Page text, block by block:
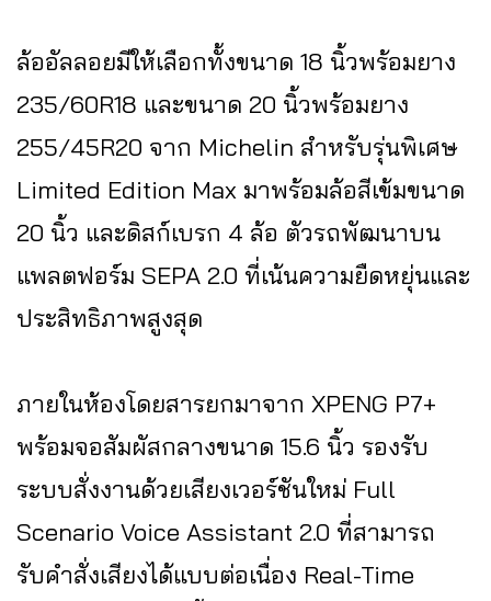
ล้ออัลลอยมีให้เลือกทั้งขนาด 18 นิ้วพร้อมยาง
235/60R18 และขนาด 20 นิ้วพร้อมยาง
255/45R20 จาก Michelin สำหรับรุ่นพิเศษ
Limited Edition Max มาพร้อมล้อสีเข้มขนาด
20 นิ้ว และดิสก์เบรก 4 ล้อ ตัวรถพัฒนาบน
แพลตฟอร์ม SEPA 2.0 ที่เน้นความยืดหยุ่นและ
ประสิทธิภาพสูงสุด
ภายในห้องโดยสารยกมาจาก XPENG P7+
พร้อมจอสัมผัสกลางขนาด 15.6 นิ้ว รองรับ
ระบบสั่งงานด้วยเสียงเวอร์ชันใหม่ Full
Scenario Voice Assistant 2.0 ที่สามารถ
รับคำสั่งเสียงได้แบบต่อเนื่อง Real-Time